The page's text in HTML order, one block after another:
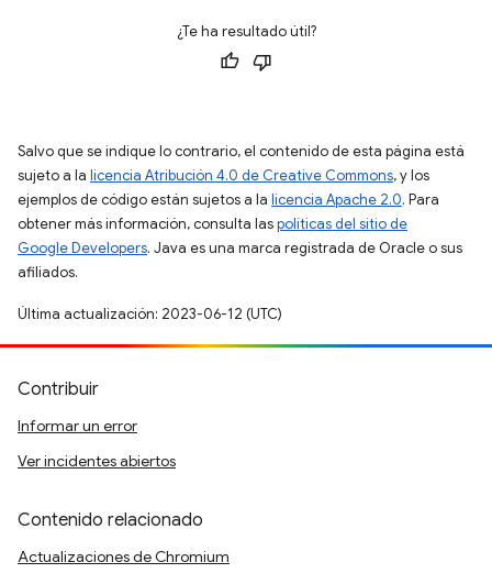
¿Te ha resultado útil?
Salvo que se indique lo contrario, el contenido de esta página está
sujeto a la licencia Atribución 4.0 de Creative Commons, y los
ejemplos de código están sujetos a la licencia Apache 2.0. Para
obtener más información, consulta laspolíticas del sitio de
Google Developers. Java es una marca registrada de Oracle o sus
afiliados.
Última actualización: 2023-06-12 (UTC)
Contribuir
Informar un error
Ver incidentes abiertos
Contenido relacionado
Actualizaciones de Chromium